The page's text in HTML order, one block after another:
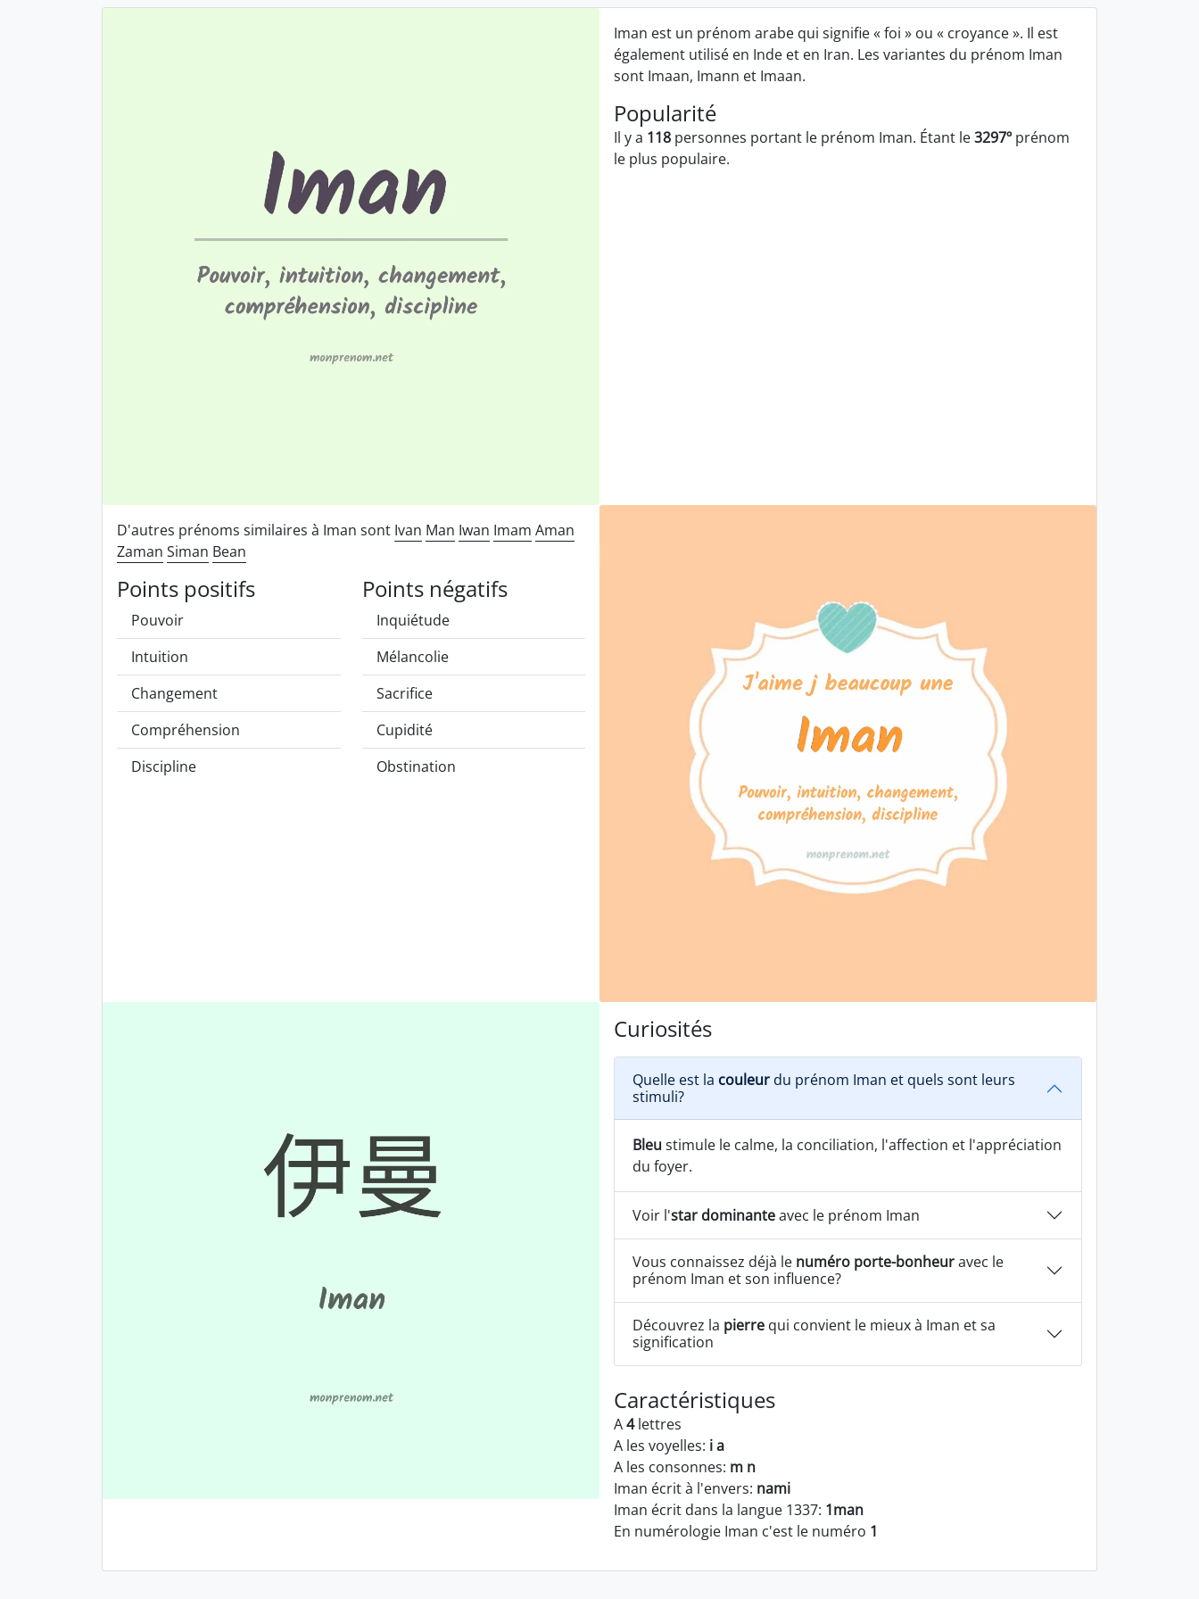
Iman est un prénom arabe qui signifie « foi » ou « croyance ». Il est
également utilisé en Inde et en Iran. Les variantes du prénom Iman
sont Imaan, Imann et Imaan.
Popularité
Il y a 118 personnes portant le prénom Iman. Étant le3297º prénom
le plus populaire.
D'autres prénoms similaires à Iman sont Ivan Man Iwan Imam Aman
Zaman Siman Bean
Points positifs
Pouvoir
Intuition
Changement
Compréhension
Discipline
Points négatifs
Inquiétude
Mélancolie
Sacrifice
Cupidité
Obstination
Curiosités
Quelle est la couleur du prénom Iman et quels sont leurs
stimuli?
Bleu stimule le calme, la conciliation, l'affection et l'appréciation
du foyer.
Voir l'star dominanteavec le prénom Iman
Vous connaissez déjà le numéro porte-bonheuravec le
prénom Iman et son influence?
Découvrez la pierre qui convient le mieux à Iman et sa
signification
Caractéristiques
A4lettres
A les voyelles: i a
A les consonnes: m n
Iman écrit à l'envers: nami
Iman écrit dans la langue 1337: 1man
En numérologie Iman c'est le numéro 1